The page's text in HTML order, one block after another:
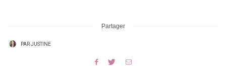
Partager
PARJUSTINE